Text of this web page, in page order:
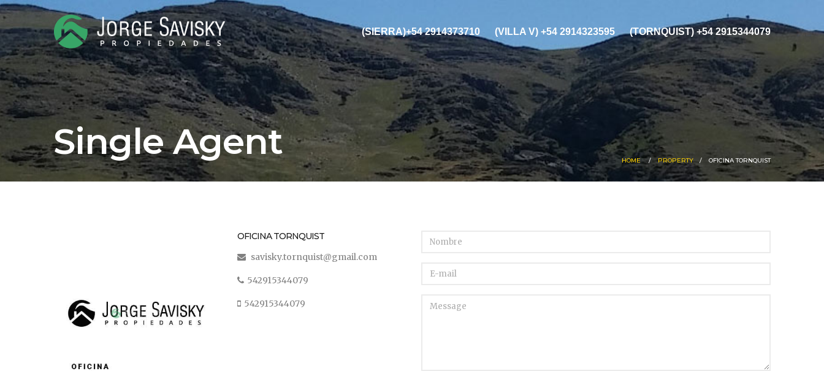
(SIERRA)+54 2914373710 (VILLA V) +54 2914323595 (TORNQUIST) +54 2915344079
Single Agent HOME PROPERTY OFICINA TORNQUIST
OFICINA TORNQUIST
savisky.tornquist@gmail.com
542915344079
542915344079